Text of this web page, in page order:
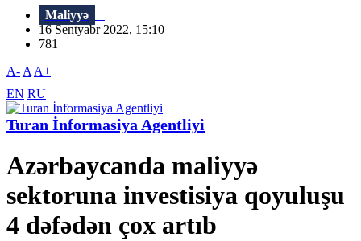
Maliyyə
16 Sentyabr 2022, 15:10
781
A- A A+
EN RU
Turan İnformasiya Agentliyi
Azərbaycanda maliyyə
sektoruna investisiya qoyuluşu
4 dəfədən çox artıb